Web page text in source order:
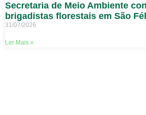
Secretaria de Meio Ambiente
brigadistas florestais em São
31/07/2026
Ler Mais »